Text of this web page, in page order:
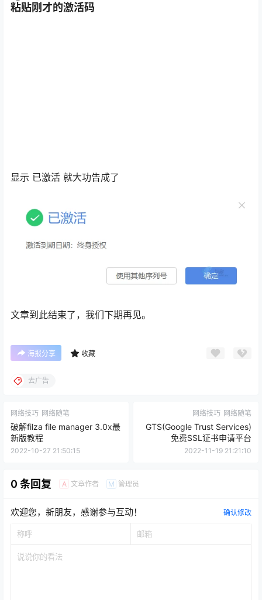
粘贴刚才的激活码
显示 已激活 就大功告成了
文章到此结束了，我们下期再见。
网络技巧 网络随笔
新版教程
2022-10-27 21:50:15
网络技巧 网络随笔
欢迎您，新朋友，感谢参与互动！